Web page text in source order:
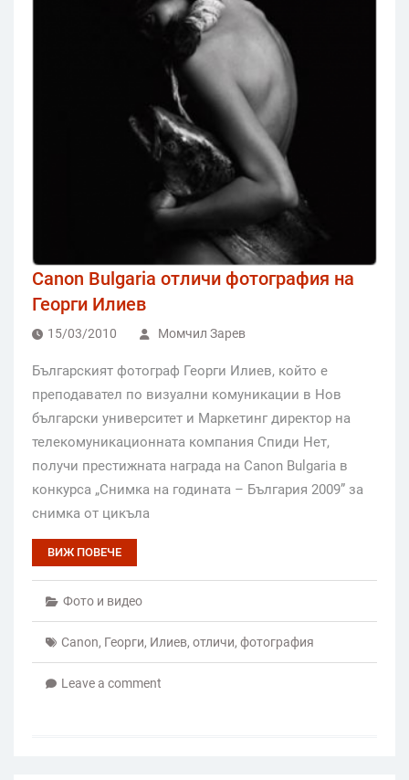
Canon Bulgaria отличи фотография на
Георги Илиев
15/03/2010 Момчил Зарев
Българският фотограф Георги Илиев, който е
преподавател по визуални комуникации в Нов
български университет и Маркетинг директор на
телекомуникационната компания Спиди Нет,
получи престижната награда на Canon Bulgaria в
конкурса „Снимка на годината – България 2009” за
снимка от цикъла
ВИЖ ПОВЕЧЕ
Фото и видео
Canon, Георги, Илиев, отличи, фотография
Leave a comment